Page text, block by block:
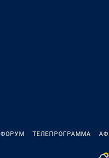
ФОРУМ ТЕЛЕПРОГРАММА